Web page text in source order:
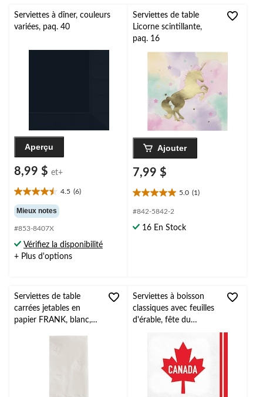
Serviettes à dîner, couleurs
variées, paq. 40
Aperçu
8,99 $ et+
4.5 (6)
4.5
étoile(s)
sur
5.
6
évaluations
Mieux notes
#853-8407X
Vérifiez la disponibilité
+ Plus d'options
Serviettes de table
Licorne scintillante,
paq. 16
Ajouter
7,99 $
5.0 (1)
5.0
étoile(s)
5.
#842-5842-2
16 En Stock
Serviettes de table
carrées jetables en
papier FRANK, blanc,
Serviettes à boisson
classiques avec feuilles
d'érable, fête du